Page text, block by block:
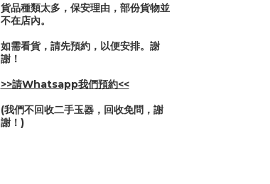
貨品種類太多，保安理由，部份貨物並
不在店內。
如需看貨，請先預約，以便安排。謝
謝！
>>請Whatsapp我們預約<<
(我們不回收二手玉器，回收免問，謝
謝！)